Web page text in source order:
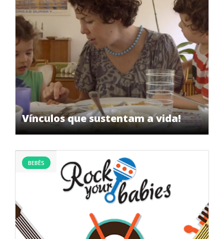
Vínculos que sustentam a vida!
BEBÊS